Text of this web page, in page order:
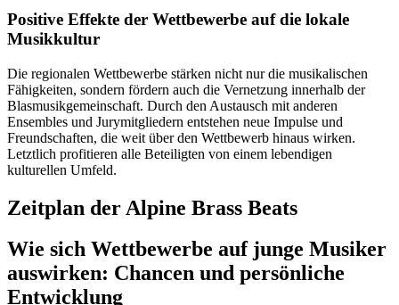
Positive Effekte der Wettbewerbe auf die lokale
Musikkultur
Die regionalen Wettbewerbe stärken nicht nur die musikalischen
Fähigkeiten, sondern fördern auch die Vernetzung innerhalb der
Blasmusikgemeinschaft. Durch den Austausch mit anderen
Ensembles und Jurymitgliedern entstehen neue Impulse und
Freundschaften, die weit über den Wettbewerb hinaus wirken.
Letztlich profitieren alle Beteiligten von einem lebendigen
kulturellen Umfeld.
Zeitplan der Alpine Brass Beats
Wie sich Wettbewerbe auf junge Musiker
auswirken: Chancen und persönliche
Entwicklung